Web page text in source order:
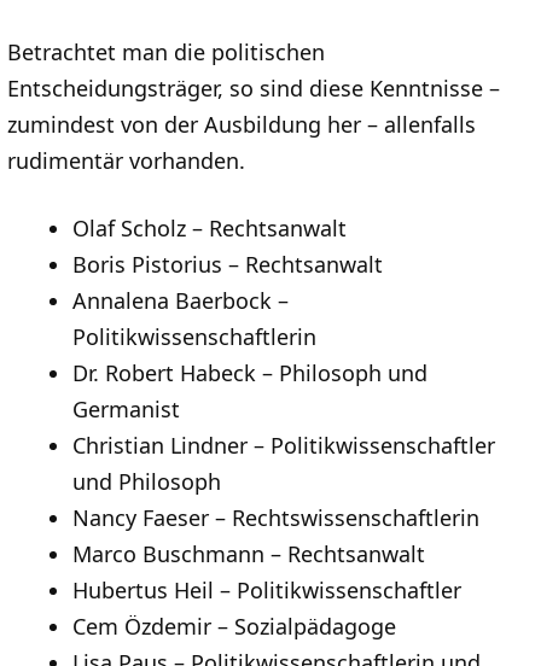
Betrachtet man die politischen
Entscheidungsträger, so sind diese Kenntnisse –
zumindest von der Ausbildung her – allenfalls
rudimentär vorhanden.
Olaf Scholz – Rechtsanwalt
Boris Pistorius – Rechtsanwalt
Annalena Baerbock –
Politikwissenschaftlerin
Dr. Robert Habeck – Philosoph und
Germanist
Christian Lindner – Politikwissenschaftler
und Philosoph
Nancy Faeser – Rechtswissenschaftlerin
Marco Buschmann – Rechtsanwalt
Hubertus Heil – Politikwissenschaftler
Cem Özdemir – Sozialpädagoge